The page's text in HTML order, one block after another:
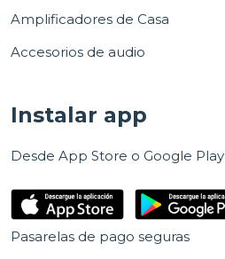
Amplificadores de Casa
Accesorios de audio
Instalar app
Desde App Store o Google Play
Pasarelas de pago seguras